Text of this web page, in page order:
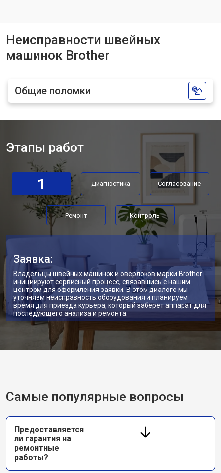
Неисправности швейных
машинок Brother
Общие поломки
Этапы работ
1 Диагностика Согласование
Ремонт Контроль
Заявка:
Владельцы швейных машинок и оверлоков марки Brother
инициируют сервисный процесс, связавшись с нашим
центром для оформления заявки. В этом диалоге мы
уточняем неисправность оборудования и планируем
время для приезда курьера, который заберет аппарат для
последующего анализа и ремонта.
Самые популярные вопросы
Предоставляется
ли гарантия на
ремонтные
работы?